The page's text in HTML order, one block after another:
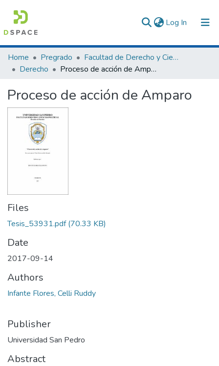
Log In (current)
Communities & Collections
All of DSpace
Statistics
Home Pregrado
Facultad de Derecho y Ciencias Políticas
Derecho
Proceso de acción de Amparo
Proceso de acción de Amparo
Files
Tesis_53931.pdf(70.33 KB)
Date
2017-09-14
Authors
Infante Flores, Celli Ruddy
Publisher
Universidad San Pedro
Abstract